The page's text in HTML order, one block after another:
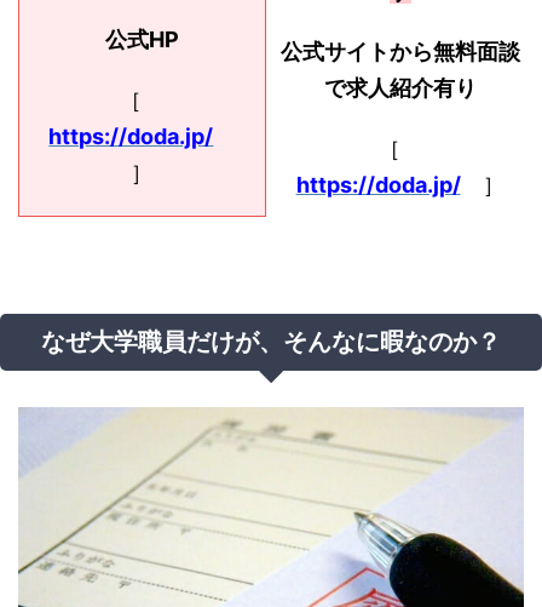
公式HP
［
https://doda.jp/
］
公式サイトから無料面談
で求人紹介有り
［
https://doda.jp/］
なぜ大学職員だけが、そんなに暇なのか？